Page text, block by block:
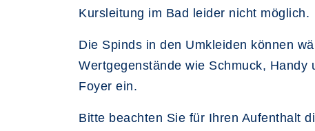
Kursleitung im Bad leider nicht möglich.
Die Spinds in den Umkleiden können
Wertgegenstände wie Schmuck,
Foyer ein.
Bitte beachten Sie für Ihren Aufenthalt